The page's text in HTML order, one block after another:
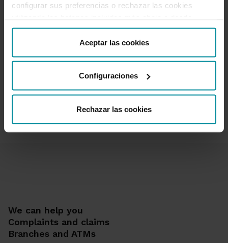
configurar sus preferencias o rechazar las cookies
“Detalles”. También puede obtener más información, así
como cambiar el consentimiento en cualquier momento
desde nuestraPolítica de Cookies.
Aceptar las cookies
Configuraciones
Rechazar las cookies
2018
We can help you
Complaints and claims
Branches and ATMs